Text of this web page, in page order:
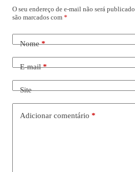
O seu endereço de e-mail não será publicado.
são marcados com *
Nome*
E-mail*
Site
Adicionar comentário *